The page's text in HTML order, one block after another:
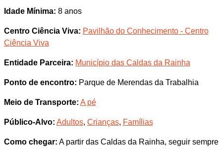
Idade Mínima: 8 anos
Centro Ciência Viva: Pavilhão do Conhecimento - Centro
Ciência Viva
Entidade Parceira: Município das Caldas da Rainha
Ponto de encontro: Parque de Merendas da Trabalhia
Meio de Transporte: A pé
Público-Alvo: Adultos, Crianças, Famílias
Como chegar: A partir das Caldas da Rainha, seguir sempre